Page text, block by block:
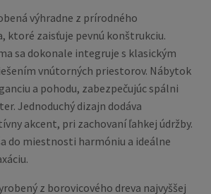
výhradne z prírodného
ktoré zaisťuje pevnú konštrukciu.
sa dokonale integruje s klasickým
vnútorných priestorov. Nábytok
a pohodu, zabezpečujúc spálni
Jednoduchý dizajn dodáva
akcent, pri zachovaní ľahkej údržby.
do miestnosti harmóniu a ideálne
z borovicového dreva najvyššej